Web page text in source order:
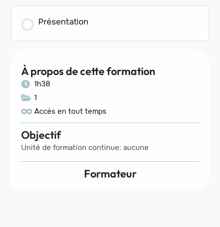
Présentation
À propos de cette formation
1h38
1
Accès en tout temps
Objectif
Unité de formation continue: aucune
Formateur